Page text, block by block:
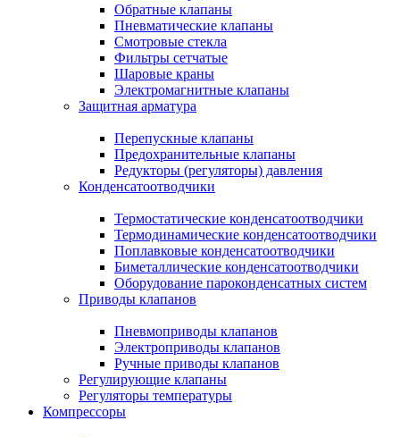
Обратные клапаны
Пневматические клапаны
Смотровые стекла
Фильтры сетчатые
Шаровые краны
Электромагнитные клапаны
Защитная арматура
Перепускные клапаны
Предохранительные клапаны
Редукторы (регуляторы) давления
Конденсатоотводчики
Термостатические конденсатоотводчики
Термодинамические конденсатоотводчики
Поплавковые конденсатоотводчики
Биметаллические конденсатоотводчики
Оборудование пароконденсатных систем
Приводы клапанов
Пневмоприводы клапанов
Электроприводы клапанов
Ручные приводы клапанов
Регулирующие клапаны
Регуляторы температуры
Компрессоры